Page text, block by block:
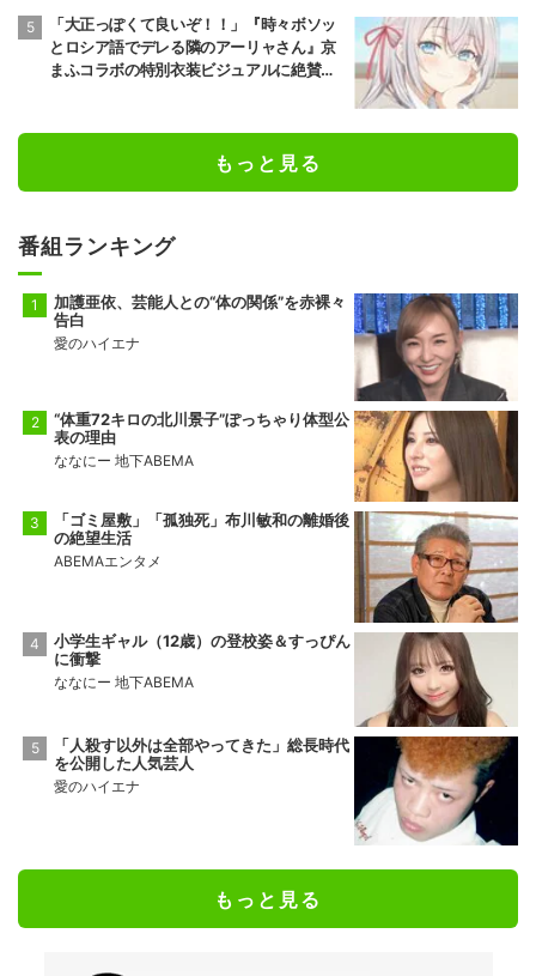
「大正っぽくて良いぞ！！」『時々ボソッ
とロシア語でデレる隣のアーリャさん』京
まふコラボの特別衣装ビジュアルに絶賛の
もっと見る
番組ランキング
加護亜依、芸能人との“体の関係”を赤裸々
告白
愛のハイエナ
“体重72キロの北川景子”ぽっちゃり体型公
表の理由
ななにー 地下ABEMA
「ゴミ屋敷」「孤独死」布川敏和の離婚後
の絶望生活
ABEMAエンタメ
小学生ギャル（12歳）の登校姿＆すっぴん
に衝撃
ななにー 地下ABEMA
「人殺す以外は全部やってきた」総長時代
を公開した人気芸人
愛のハイエナ
もっと見る